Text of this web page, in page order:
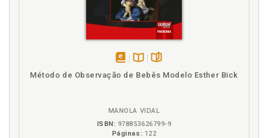
Método de Observação de Bebês Modelo Esther Bick
MANOLA VIDAL
ISBN: 978853626799-9
Páginas: 122